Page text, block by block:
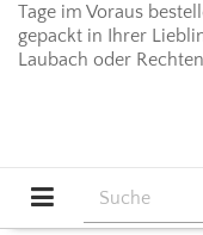
Tage im Voraus
gepackt in Ihrer
Laubach oder